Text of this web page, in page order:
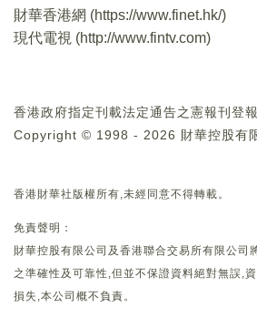
財華香港網 (https://www.finet.hk/)
現代電視 (http://www.fintv.com)
香港政府指定刊載法定通告之憲報刊登
Copyright © 1998 - 2026 財華控股有
香港財華社版權所有,未經同意不得轉載。
免責聲明：
財華控股有限公司及香港聯合交易所有限公司
之準確性及可靠性,但並不保證資料絕對無誤,
損失,本公司概不負責。